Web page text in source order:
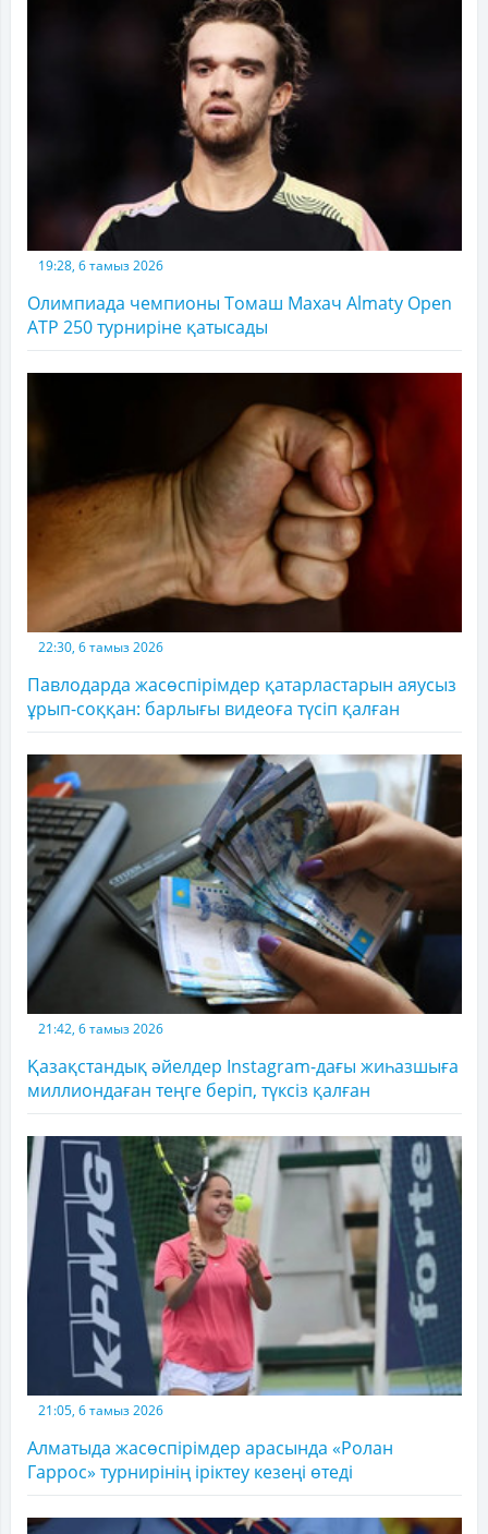
19:28, 6 тамыз 2026
Олимпиада чемпионы Томаш Махач Almaty Open
ATP 250 турниріне қатысады
22:30, 6 тамыз 2026
Павлодарда жасөспірімдер қатарластарын аяусыз
ұрып-соққан: барлығы видеоға түсіп қалған
21:42, 6 тамыз 2026
Қазақстандық әйелдер Instagram-дағы жиһазшыға
миллиондаған теңге беріп, түксіз қалған
21:05, 6 тамыз 2026
Алматыда жасөспірімдер арасында «Ролан
Гаррос» турнирінің іріктеу кезеңі өтеді